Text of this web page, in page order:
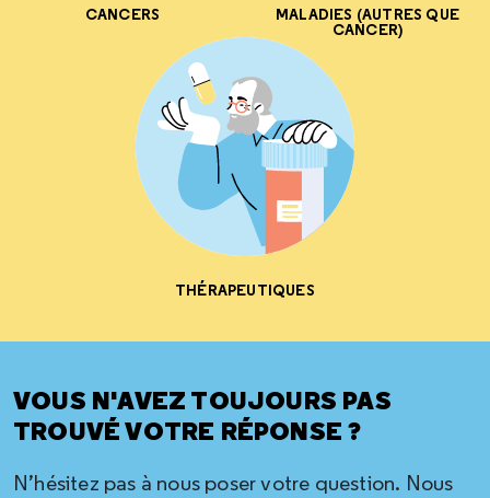
CANCERS MALADIES (AUTRES QUE
CANCER)
THÉRAPEUTIQUES
VOUS N'AVEZ TOUJOURS PAS
TROUVÉ VOTRE RÉPONSE ?
N’hésitez pas à nous poser votre question. Nous